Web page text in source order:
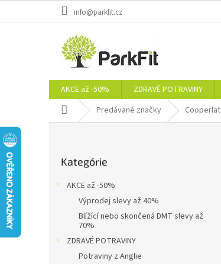
info@parkfit.cz
AKCE až -50% ZDRAVÉ POTRAVINY
DomovPredávané značky Cooperlat
kategórie
Kategórie
AKCE až -50%
Výprodej slevy až 40%
Blížící nebo skončená DMT slevy až
70%
ZDRAVÉ POTRAVINY
Potraviny z Anglie